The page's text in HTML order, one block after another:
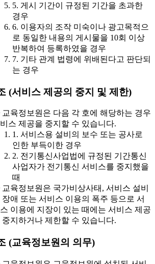
5. 게시 기간이 규정된 기간을 초과한
경우
6. 이용자의 조작 미숙이나 광고목적으
로 동일한 내용의 게시물을 10회 이상
반복하여 등록하였을 경우
7. 기타 관계 법령에 위배된다고 판단되
는 경우
(서비스 제공의 중지 및 제한)
육정보원은 다음 각 호에 해당하는 경우
스 제공을 중지할 수 있습니다.
1. 서비스용 설비의 보수 또는 공사로
인한 부득이한 경우
2. 전기통신사업법에 규정된 기간통신
사업자가 전기통신 서비스를 중지했을
때
육정보원은 국가비상사태, 서비스 설비
장애 또는 서비스 이용의 폭주 등으로 서
이용에 지장이 있는 때에는 서비스 제공
중지하거나 제한할 수 있습니다.
(교육정보원의 의무)